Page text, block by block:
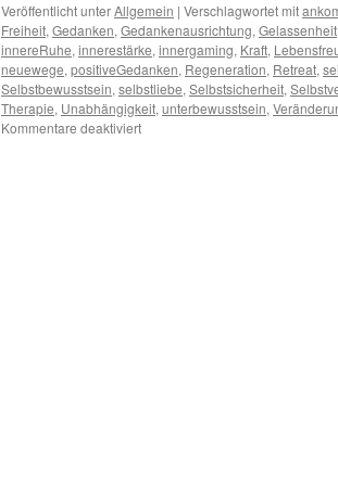
Veröffentlicht unterAllgemein | Verschlagwortet mit
Freiheit, Gedanken, Gedankenausrichtung, Gelassenheit
innereRuhe, innerestärke, innergaming, Kraft,
neuewege, positiveGedanken, Regeneration, Retreat,
Selbstbewusstsein, selbstliebe, Selbstsicherheit,
Therapie, Unabhängigkeit, unterbewusstsein,
Kommentare deaktiviertfür